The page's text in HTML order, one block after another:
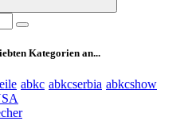
Kategorien an...
abkc abkcserbia abkcshow